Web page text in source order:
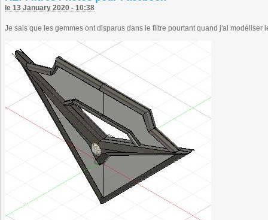
le 13 January 2020 - 10:38
Je sais que les gemmes ont disparus dans le filtre pourtant quand j'ai modéliser